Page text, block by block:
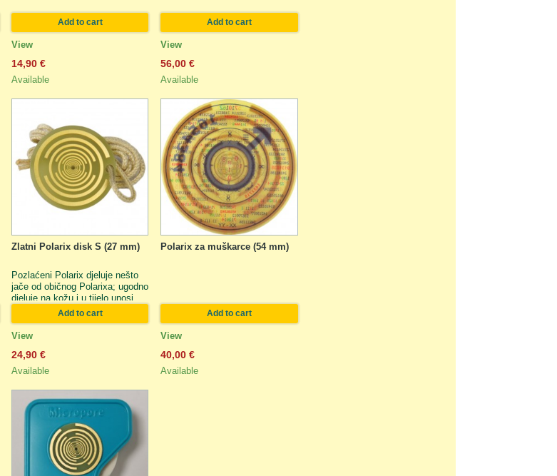
Add to cart
View
14,90 €
Available
Add to cart
View
56,00 €
Available
Zlatni Polarix disk S (27 mm)
Pozlaćeni Polarix djeluje nešto
jače od običnog Polarixa; ugodno
djeluje na kožu i u tijelo unosi
ljekovite sastojke zlata. To je
osnovni Polarix i namijenjen je
općem domaćem korištenju, na
mjesta ili čakre. U usporedbi s
Polarixom M ili S ima »najveću
Add to cart
View
24,90 €
Available
Polarix za muškarce (54 mm)
Add to cart
View
40,00 €
Available